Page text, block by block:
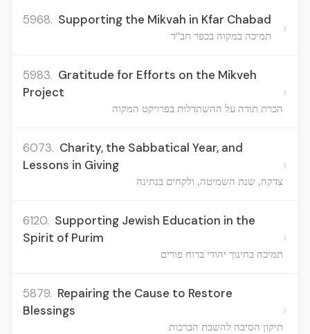
5968. Supporting the Mikvah in Kfar Chabad
תמיכה במקוה בכפר חב"ד ›
5983. Gratitude for Efforts on the Mikveh
Project
הכרת תודה על ההשתדלות בפרויקט המקוה
›
6073. Charity, the Sabbatical Year, and
Lessons in Giving
צדקה, שנת השמיטה, ולקחים בנתינה
›
6120. Supporting Jewish Education in the
Spirit of Purim
תמיכה בחינוך יהודי ברוח פורים
›
5879. Repairing the Cause to Restore
Blessings
תיקון הסיבה להשבת הברכות
›